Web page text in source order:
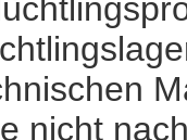
nicht